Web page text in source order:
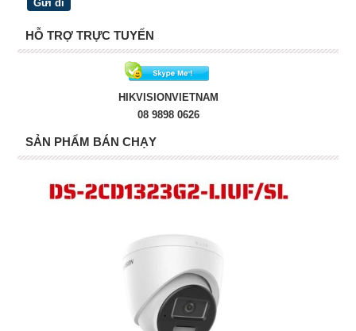
HỖ TRỢ TRỰC TUYẾN
HIKVISIONVIETNAM
08 9898 0626
SẢN PHẨM BÁN CHẠY